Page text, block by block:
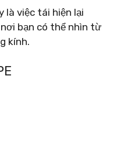
là việc tái hiện lại
bạn có thể nhìn từ
kính.